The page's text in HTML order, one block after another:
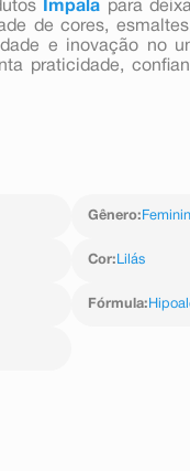
Impala para
de cores,
e inovação no
praticidade,
o excesso de
Zaz Cremoso
intensificar o
Gênero:
Cor: Lilás
Fórmula: